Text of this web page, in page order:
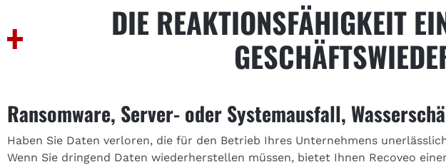
DIE REAKTIONSFÄHIGKEIT
Ransomware, Server- oder Systemausfall,
Haben Sie Daten verloren, die für den Betrieb Ihres Unternehmens
Wenn Sie dringend Daten wiederherstellen müssen, bietet Ihnen Recoveo